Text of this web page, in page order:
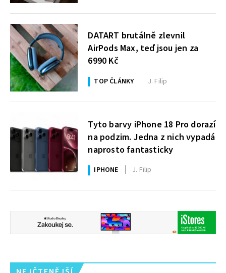
DATART brutálně zlevnil
AirPods Max, teď jsou jen za
6990 Kč
TOP ČLÁNKY J. Filip
Tyto barvy iPhone 18 Pro dorazí
na podzim. Jedna z nich vypadá
naprosto fantasticky
IPHONE J. Filip